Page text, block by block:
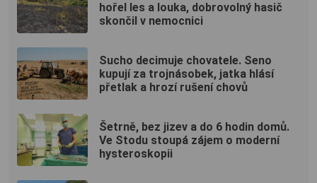
hořel les a louka, dobrovolný hasič
skončil v nemocnici
Sucho decimuje chovatele. Seno
kupují za trojnásobek, jatka hlásí
přetlak a hrozí rušení chovů
Šetrně, bez jizev a do 6 hodin domů.
Ve Stodu stoupá zájem o moderní
hysteroskopii